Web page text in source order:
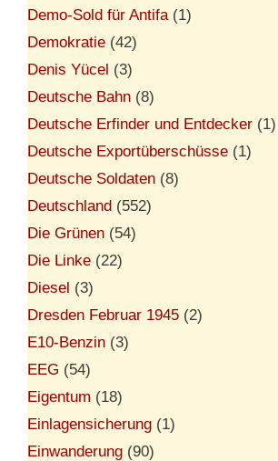
Demo-Sold für Antifa(1)
Demokratie (42)
Denis Yücel (3)
Deutsche Bahn (8)
Deutsche Erfinder und Entdecker (1)
Deutsche Exportüberschüsse (1)
Deutsche Soldaten (8)
Deutschland (552)
Die Grünen (54)
Die Linke (22)
Diesel (3)
Dresden Februar 1945 (2)
E10-Benzin (3)
EEG (54)
Eigentum (18)
Einlagensicherung (1)
Einwanderung (90)